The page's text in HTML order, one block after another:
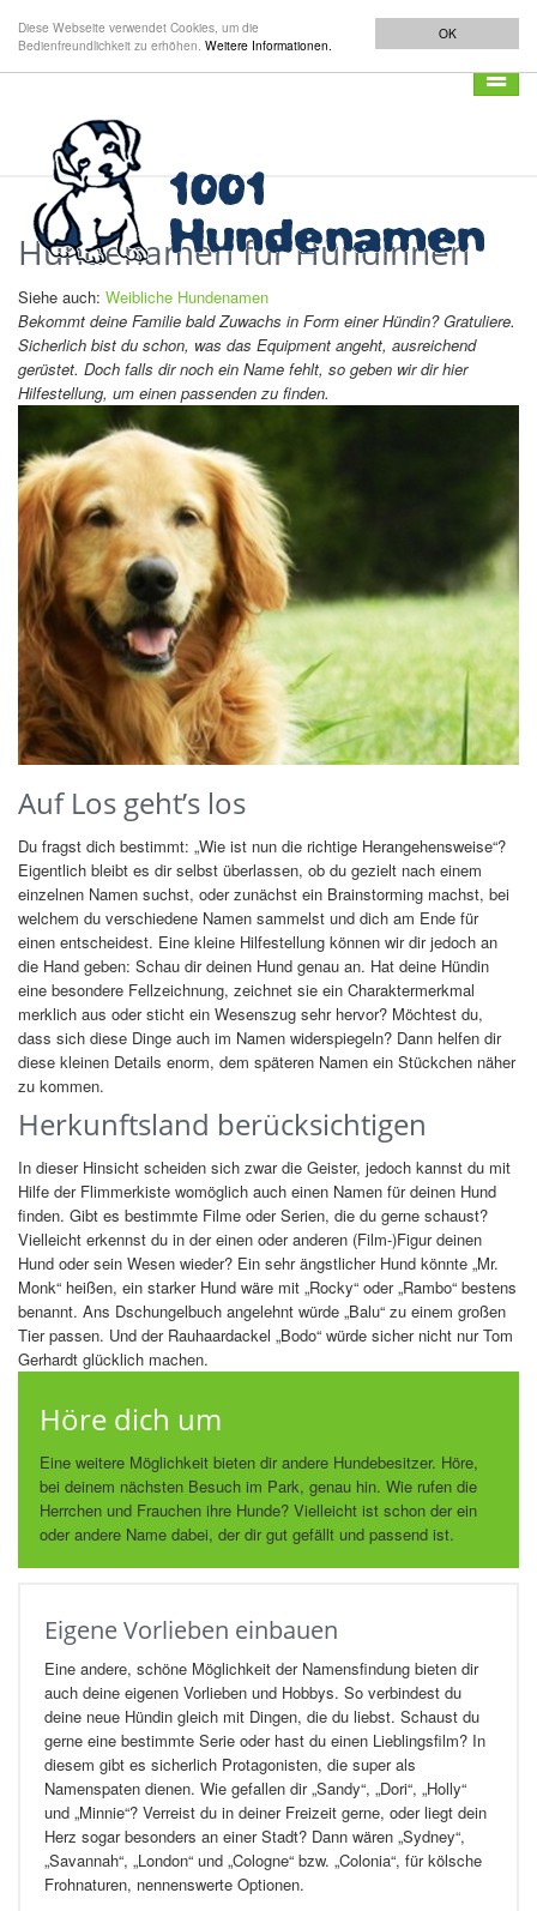
OK
Diese Webseite verwendet Cookies, um die
Bedienfreundlichkeit zu erhöhen. Weitere Informationen.
Hundenamen für Hündinnen
Siehe auch: Weibliche Hundenamen
Bekommt deine Familie bald Zuwachs in Form einer Hündin? Gratuliere.
Sicherlich bist du schon, was das Equipment angeht, ausreichend
gerüstet. Doch falls dir noch ein Name fehlt, so geben wir dir hier
Hilfestellung, um einen passenden zu finden.
Auf Los geht’s los
Du fragst dich bestimmt: „Wie ist nun die richtige Herangehensweise“?
Eigentlich bleibt es dir selbst überlassen, ob du gezielt nach einem
einzelnen Namen suchst, oder zunächst ein Brainstorming machst, bei
welchem du verschiedene Namen sammelst und dich am Ende für
einen entscheidest. Eine kleine Hilfestellung können wir dir jedoch an
die Hand geben: Schau dir deinen Hund genau an. Hat deine Hündin
eine besondere Fellzeichnung, zeichnet sie ein Charaktermerkmal
merklich aus oder sticht ein Wesenszug sehr hervor? Möchtest du,
dass sich diese Dinge auch im Namen widerspiegeln? Dann helfen dir
diese kleinen Details enorm, dem späteren Namen ein Stückchen näher
zu kommen.
Herkunftsland berücksichtigen
In dieser Hinsicht scheiden sich zwar die Geister, jedoch kannst du mit
Hilfe der Flimmerkiste womöglich auch einen Namen für deinen Hund
finden. Gibt es bestimmte Filme oder Serien, die du gerne schaust?
Vielleicht erkennst du in der einen oder anderen (Film-)Figur deinen
Hund oder sein Wesen wieder? Ein sehr ängstlicher Hund könnte „Mr.
Monk“ heißen, ein starker Hund wäre mit „Rocky“ oder „Rambo“ bestens
benannt. Ans Dschungelbuch angelehnt würde „Balu“ zu einem großen
Tier passen. Und der Rauhaardackel „Bodo“ würde sicher nicht nur Tom
Gerhardt glücklich machen.
Höre dich um
Eine weitere Möglichkeit bieten dir andere Hundebesitzer. Höre,
bei deinem nächsten Besuch im Park, genau hin. Wie rufen die
Herrchen und Frauchen ihre Hunde? Vielleicht ist schon der ein
oder andere Name dabei, der dir gut gefällt und passend ist.
Eigene Vorlieben einbauen
Eine andere, schöne Möglichkeit der Namensfindung bieten dir
auch deine eigenen Vorlieben und Hobbys. So verbindest du
deine neue Hündin gleich mit Dingen, die du liebst. Schaust du
gerne eine bestimmte Serie oder hast du einen Lieblingsfilm? In
diesem gibt es sicherlich Protagonisten, die super als
Namenspaten dienen. Wie gefallen dir „Sandy“, „Dori“, „Holly“
und „Minnie“? Verreist du in deiner Freizeit gerne, oder liegt dein
Herz sogar besonders an einer Stadt? Dann wären „Sydney“,
„Savannah“, „London“ und „Cologne“ bzw. „Colonia“, für kölsche
Frohnaturen, nennenswerte Optionen.